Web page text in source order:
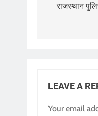
राजस्थान
LEAVE A
Your email